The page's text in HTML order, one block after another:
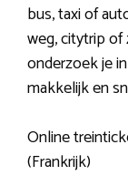
bus, taxi of
weg, citytrip
onderzoek je
makkelijk en
Online
(Frankrijk)